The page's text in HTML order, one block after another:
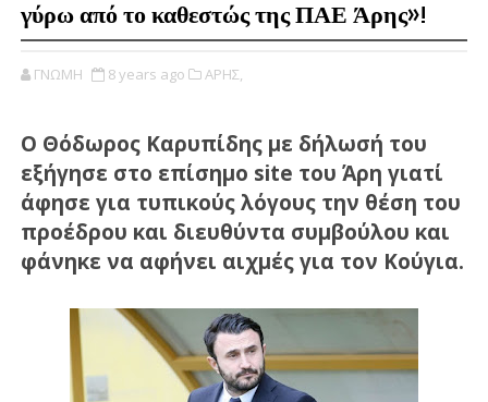
γύρω από το καθεστώς της ΠΑΕ Άρης»!
ΓΝΩΜΗ 8 years ago ΑΡΗΣ,
Ο Θόδωρος Καρυπίδης με δήλωσή του
εξήγησε στο επίσημο site του Άρη γιατί
άφησε για τυπικούς λόγους την θέση του
προέδρου και διευθύντα συμβούλου και
φάνηκε να αφήνει αιχμές για τον Κούγια.